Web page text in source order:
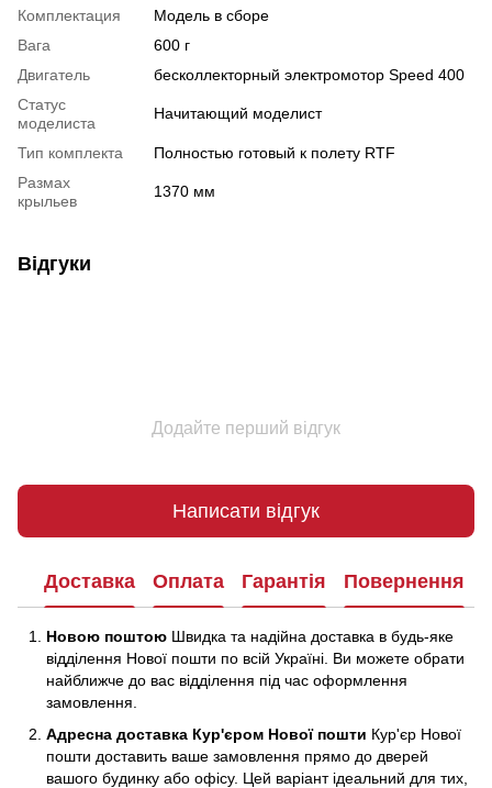
Комплектация
Модель в сборе
Вага
600 г
Двигатель
бесколлекторный электромотор Speed 400
Статус
моделиста
Начитающий моделист
Тип комплекта
Полностью готовый к полету RTF
Размах
крыльев
1370 мм
Відгуки
Додайте перший відгук
Написати відгук
Доставка Оплата Гарантія Повернення
Новою поштою Швидка та надійна доставка в будь-яке
відділення Нової пошти по всій Україні. Ви можете обрати
найближче до вас відділення під час оформлення
замовлення.
Адресна доставка Кур'єром Нової пошти Кур'єр Нової
пошти доставить ваше замовлення прямо до дверей
вашого будинку або офісу. Цей варіант ідеальний для тих,